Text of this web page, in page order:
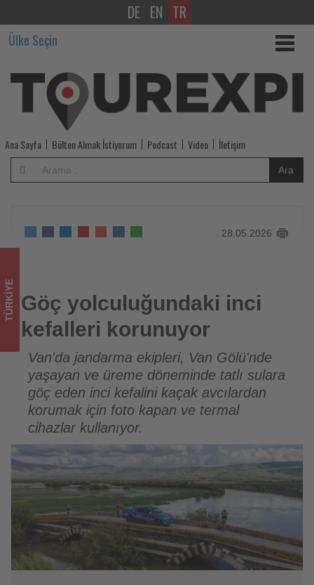
Göç
yolculuğundaki
inci
kefalleri
korunuyor
Tourexpi,
sizler
için
turizmde
olup
bitenleri
takip
ediyor!
DE EN TR
Ülke Seçin
Ana Sayfa Bülten Almak İstiyorum Podcast Video İletişim
Ara
28.05.2026
Göç yolculuğundaki inci kefalleri korunuyor
TÜRKIYE Göç yolculuğundaki inci
kefalleri korunuyor
Van'da jandarma ekipleri, Van Gölü'nde
yaşayan ve üreme döneminde tatlı sulara
göç eden inci kefalini kaçak avcılardan
korumak için foto kapan ve termal
cihazlar kullanıyor.